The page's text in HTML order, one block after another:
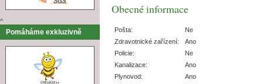
^
Pomáháme exkluzivně
Obecné informace
Pošta:
Ne
Zdravotnické zařízení:
Ano
Policie:
Ne
Kanalizace:
Ano
Plynovod:
Ano